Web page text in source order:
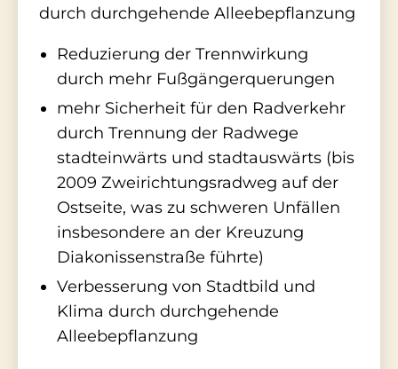
durch durchgehende Alleebepflanzung
Reduzierung der Trennwirkung
durch mehr Fußgängerquerungen
mehr Sicherheit für den Radverkehr
durch Trennung der Radwege
stadteinwärts und stadtauswärts (bis
2009 Zweirichtungsradweg auf der
Ostseite, was zu schweren Unfällen
insbesondere an der Kreuzung
Diakonissenstraße führte)
Verbesserung von Stadtbild und
Klima durch durchgehende
Alleebepflanzung